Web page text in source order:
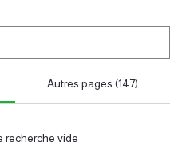
Autres pages (147)
recherche vide